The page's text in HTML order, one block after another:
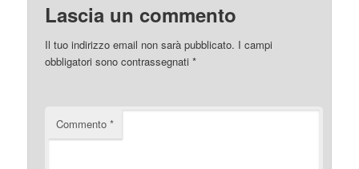
Lascia un commento
Il tuo indirizzo email non sarà pubblicato. I campi
obbligatori sono contrassegnati*
Commento*